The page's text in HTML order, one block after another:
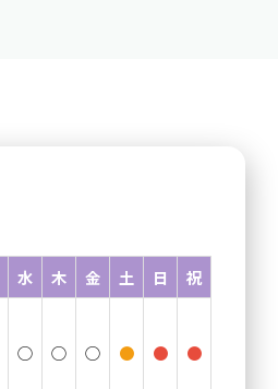
水 木 金 土 日
祝
○ ○ ○ ● ● ●